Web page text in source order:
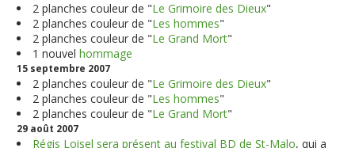
2 planches couleur de "Le Grimoire des Dieux"
2 planches couleur de "Les hommes"
2 planches couleur de "Le Grand Mort"
1 nouvelhommage
15 septembre 2007
2 planches couleur de "Le Grimoire des Dieux"
2 planches couleur de "Les hommes"
2 planches couleur de "Le Grand Mort"
29 août 2007
Régis Loisel sera présent au festival BD de St-Malo, qui a